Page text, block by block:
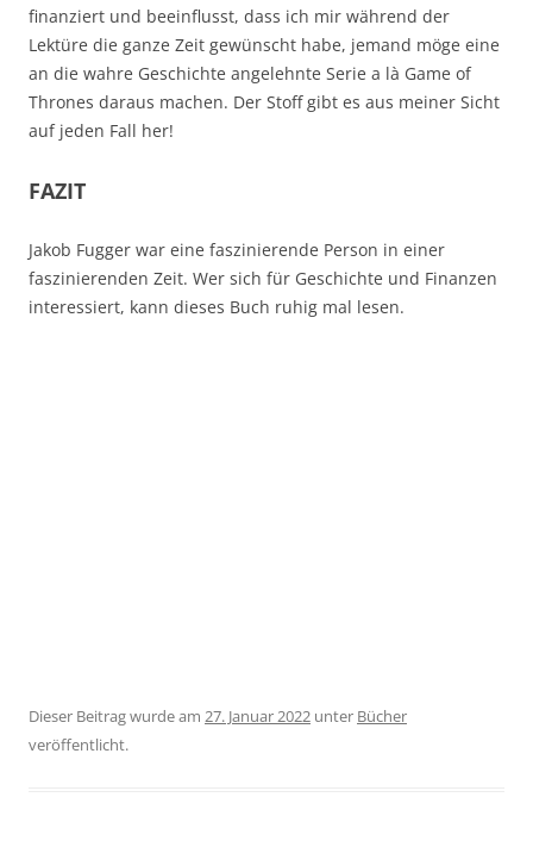
finanziert und beeinflusst, dass ich mir während der
Lektüre die ganze Zeit gewünscht habe, jemand möge eine
an die wahre Geschichte angelehnte Serie a là Game of
Thrones daraus machen. Der Stoff gibt es aus meiner Sicht
auf jeden Fall her!
FAZIT
Jakob Fugger war eine faszinierende Person in einer
faszinierenden Zeit. Wer sich für Geschichte und Finanzen
interessiert, kann dieses Buch ruhig mal lesen.
Dieser Beitrag wurde am 27. Januar 2022 unter Bücher
veröffentlicht.